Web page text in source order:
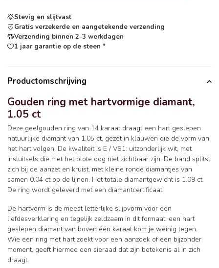
Stevig en slijtvast
Gratis verzekerde en aangetekende verzending
Verzending binnen 2-3 werkdagen
1 jaar garantie op de steen *
Productomschrijving
Gouden ring met hartvormige diamant,
1.05 ct
Deze geelgouden ring van 14 karaat draagt een hart geslepen
natuurlijke diamant van 1.05 ct, gezet in klauwen die de vorm van
het hart volgen. De kwaliteit is E / VS1: uitzonderlijk wit, met
insluitsels die met het blote oog niet zichtbaar zijn. De band splitst
zich bij de aanzet en kruist, met kleine ronde diamantjes van
samen 0.04 ct op de lijnen. Het totale diamantgewicht is 1.09 ct.
De ring wordt geleverd met een diamantcertificaat.
De hartvorm is de meest letterlijke slijpvorm voor een
liefdesverklaring en tegelijk zeldzaam in dit formaat: een hart
geslepen diamant van boven één karaat kom je weinig tegen.
Wie een ring met hart zoekt voor een aanzoek of een bijzonder
moment, geeft hiermee een sieraad dat zijn betekenis al in zich
draagt.